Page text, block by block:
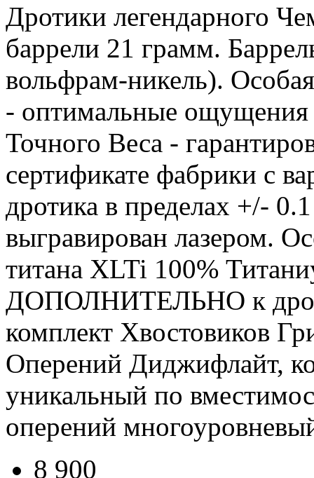
Дротики легендарного
баррели 21 грамм.
вольфрам-никель).
- оптимальные ощущения
Точного Веса -
сертификате фабрики с
дротика в пределах +/-
выгравирован лазером.
титана XLTi 100%
ДОПОЛНИТЕЛЬНО к
комплект Хвостовиков
Оперений Диджифлайт,
уникальный по
оперений
8 900